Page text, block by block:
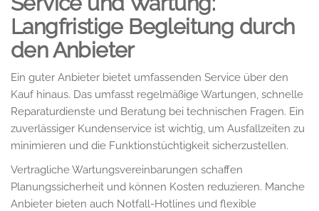
Langfristige Begleitung durch
den Anbieter
Ein guter Anbieter bietet umfassenden Service über den
Kauf hinaus. Das umfasst regelmäßige Wartungen, schnelle
Reparaturdienste und Beratung bei technischen Fragen. Ein
zuverlässiger Kundenservice ist wichtig, um Ausfallzeiten zu
minimieren und die Funktionstüchtigkeit sicherzustellen.
Vertragliche Wartungsvereinbarungen schaffen
Planungssicherheit und können Kosten reduzieren. Manche
Anbieter bieten auch Notfall-Hotlines und flexible